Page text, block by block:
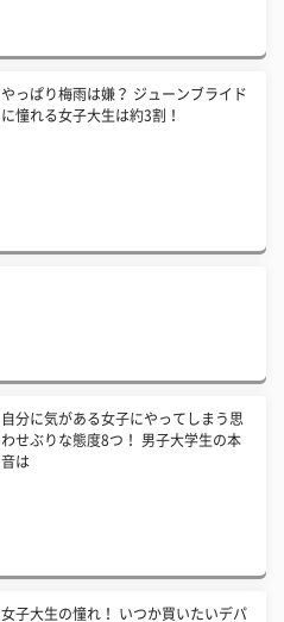
やっぱり梅雨は嫌？ ジューンブライド
に憧れる女子大生は約3割！
自分に気がある女子にやってしまう思
わせぶりな態度8つ！ 男子大学生の本
音は
女子大生の憧れ！ いつか買いたいデパ